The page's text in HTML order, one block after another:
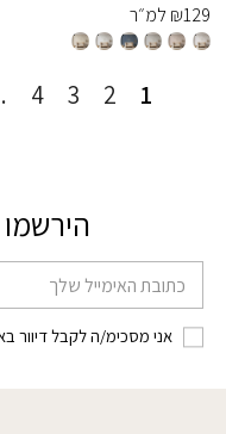
₪129 למ״ר
1
2
3
4
הירשמו
דוא׳׳ל
אני מסכימ/ה לקבל דיוור